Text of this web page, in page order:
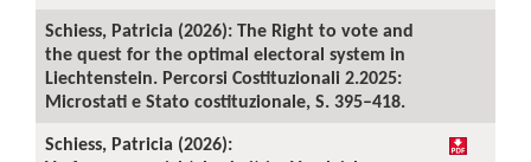
Schiess, Patricia (2026): The Right to vote and
the quest for the optimal electoral system in
Liechtenstein. Percorsi Costituzionali 2.2025:
Microstati e Stato costituzionale, S. 395–418.
Schiess, Patricia (2026):